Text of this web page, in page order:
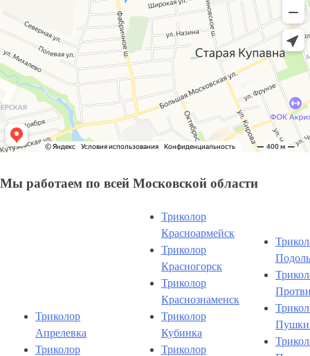
Мы работаем по всей Московской области
Триколор
Апрелевка
Триколор
Триколор
Красноармейск
Триколор
Красногорск
Триколор
Краснознаменск
Триколор
Кубинка
Триколор